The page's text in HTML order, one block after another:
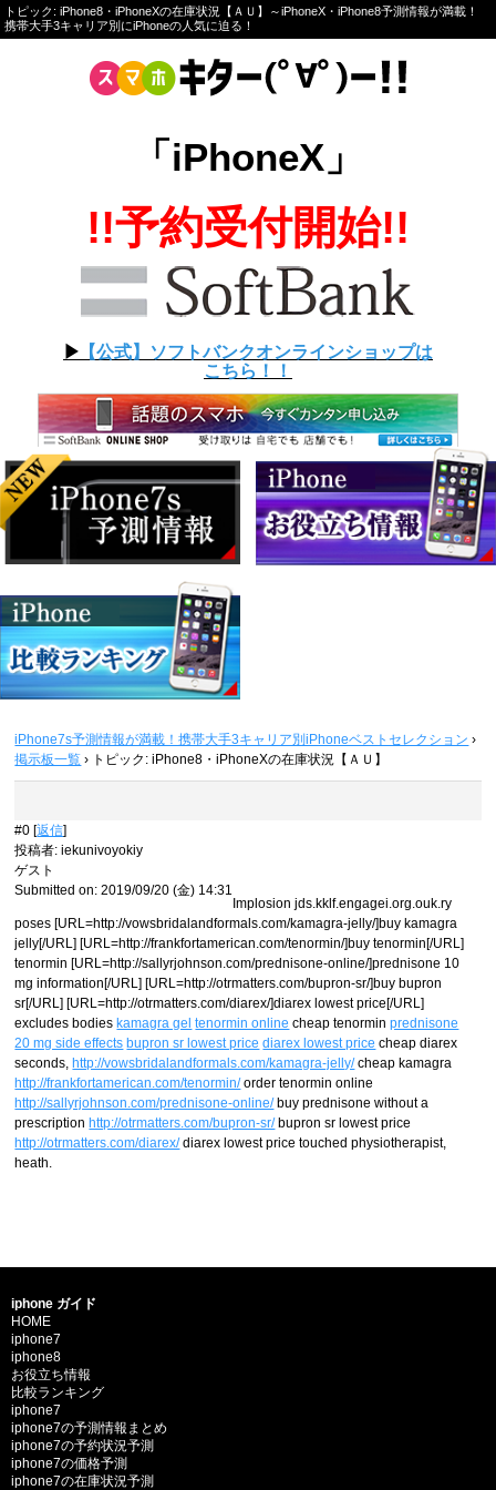
トピック: iPhone8・iPhoneXの在庫状況【ＡＵ】～iPhoneX・iPhone8予測情報が満載！
携帯大手3キャリア別にiPhoneの人気に迫る！
「iPhoneX」
!!予約受付開始!!
▶︎ 【公式】ソフトバンクオンラインショップは
こちら！！
iPhone7s予測情報が満載！携帯大手3キャリア別iPhoneベストセレクション ›
掲示板一覧 › トピック: iPhone8・iPhoneXの在庫状況【ＡＵ】
#0 [返信]
投稿者:iekunivoyokiy
ゲスト
Submitted on: 2019/09/20 (金) 14:31
Implosion jds.kklf.engagei.org.ouk.ry
poses [URL=http://vowsbridalandformals.com/kamagra-jelly/]buy kamagra
jelly[/URL] [URL=http://frankfortamerican.com/tenormin/]buy tenormin[/URL]
tenormin [URL=http://sallyrjohnson.com/prednisone-online/]prednisone 10
mg information[/URL] [URL=http://otrmatters.com/bupron-sr/]buy bupron
sr[/URL] [URL=http://otrmatters.com/diarex/]diarex lowest price[/URL]
excludes bodieskamagra gel tenormin online cheap tenorminprednisone
20 mg side effects bupron sr lowest price diarex lowest price cheap diarex
seconds,http://vowsbridalandformals.com/kamagra-jelly/cheap kamagra
http://frankfortamerican.com/tenormin/order tenormin online
http://sallyrjohnson.com/prednisone-online/buy prednisone without a
prescriptionhttp://otrmatters.com/bupron-sr/bupron sr lowest price
http://otrmatters.com/diarex/diarex lowest price touched physiotherapist,
heath.
iphone ガイド
HOME
iphone7
iphone8
お役立ち情報
比較ランキング
iphone7
iphone7の予測情報まとめ
iphone7の予約状況予測
iphone7の価格予測
iphone7の在庫状況予測